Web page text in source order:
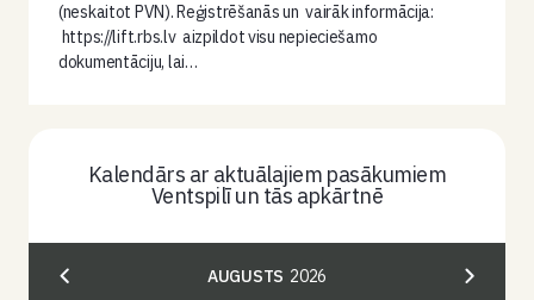
(neskaitot PVN). Reģistrēšanās un vairāk informācija:
https://lift.rbs.lv aizpildot visu nepieciešamo
dokumentāciju, lai…
Kalendārs ar aktuālajiem pasākumiem
Ventspilī un tās apkārtnē
AUGUSTS 2026